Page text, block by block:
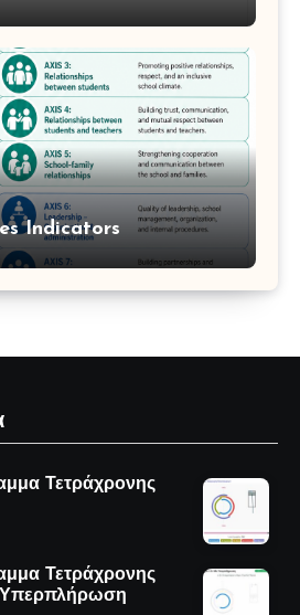
Indicators
Τετράχρονης
Τετράχρονης
Υπερπλήρωση